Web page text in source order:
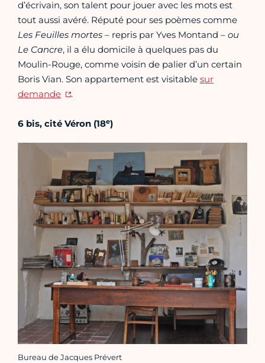
d’écrivain, son talent pour jouer avec les mots est
tout aussi avéré. Réputé pour ses poèmes comme
Les Feuilles mortes – repris par Yves Montand – ou
Le Cancre, il a élu domicile à quelques pas du
Moulin-Rouge, comme voisin de palier d’un certain
Boris Vian. Son appartement est visitable sur
demande
.
6 bis, cité Véron (18e)
Bureau de Jacques Prévert